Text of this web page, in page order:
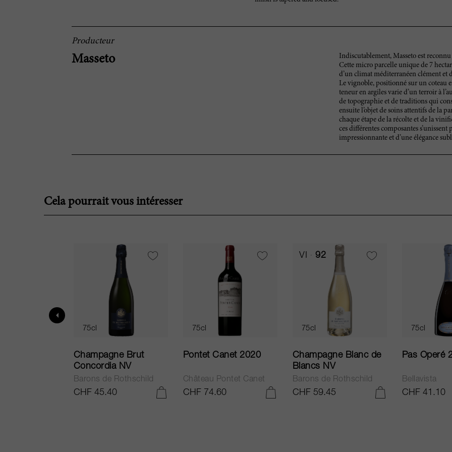
Producteur
Masseto
Indiscutablement, Masseto est
Cette micro parcelle unique de 7
d’un climat méditerranéen clément et
Le vignoble, positionné sur un coteau
teneur en argiles varie d’un terroir à
de topographie et de traditions qui
ensuite l’objet de soins attentifs de la
chaque étape de la récolte et de la
ces différentes composantes
impressionnante et d’une élégance
Cela pourrait vous intéresser
75cl
Champagne Brut
Concordia NV
Barons de Rothschild
CHF 45.40
75cl
Pontet Canet 2020
Château Pontet Canet
CHF 74.60
VI 92
75cl
Champagne Blanc de
Blancs NV
Barons de Rothschild
CHF 59.45
75cl
Pas Operé
Bellavista
CHF 41.10